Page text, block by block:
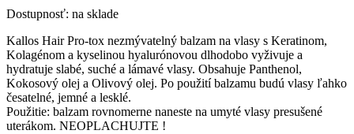
Dostupnosť: na sklade
Kallos Hair Pro-tox nezmývatelný balzam na vlasy s Keratinom,
Kolagénom a kyselinou hyalurónovou dlhodobo vyživuje a
hydratuje slabé, suché a lámavé vlasy. Obsahuje Panthenol,
Kokosový olej a Olivový olej. Po použití balzamu budú vlasy ľahko
česatelné, jemné a lesklé.
Použitie: balzam rovnomerne naneste na umyté vlasy presušené
uterákom. NEOPLACHUJTE !